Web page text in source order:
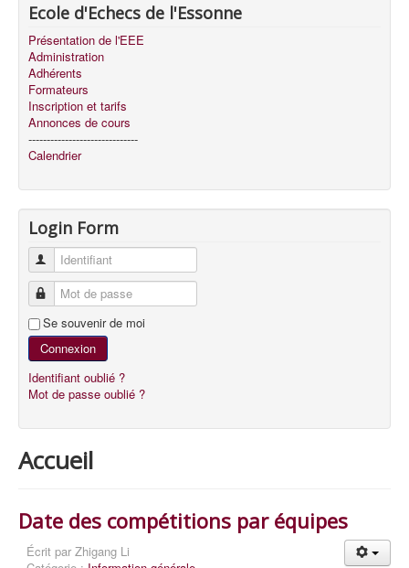
Ecole d'Echecs de l'Essonne
Présentation de l'EEE
Administration
Adhérents
Formateurs
Inscription et tarifs
Annonces de cours
------------------------------
Calendrier
Login Form
Identifiant
Mot de passe
Se souvenir de moi
Connexion
Identifiant oublié ?
Mot de passe oublié ?
Accueil
Date des compétitions par équipes
Écrit par Zhigang Li